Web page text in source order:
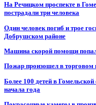
На Речицком проспекте в
пострадали три человека
Один человек погиб и трое
Добрушском районе
Машина скорой помощи
Пожар произошел в торговом
Более 100 детей в
начала года